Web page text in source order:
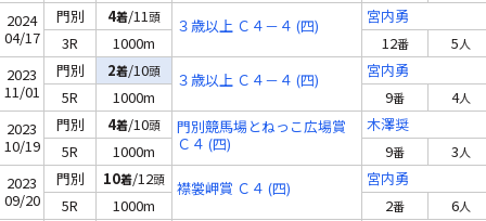
2024
04/17
門別 4着/11頭 ３歳以上 Ｃ４－４ (四)
宮内勇
3R
1000m 12番 5人
2023
11/01
門別 2着/10頭 ３歳以上 Ｃ４－４ (四)
宮内勇
5R
1000m 9番 4人
2023
10/19
門別 4着/10頭
門別競馬場とねっこ広場賞
Ｃ４ (四)
木澤奨
5R
1000m 9番 3人
2023
09/20
門別 10着/12頭 襟裳岬賞 Ｃ４ (四)
宮内勇
5R
1000m 2番 6人